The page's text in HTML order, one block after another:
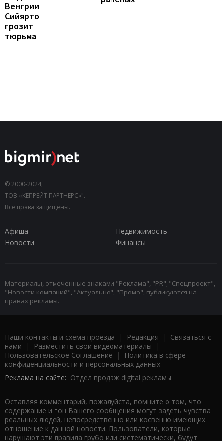
Венгрии
Сийярто
грозит
тюрьма
© 2000-2024,
ТОВ «КЕПРЕЙТ ПАРТНЕРС»".
Все права защищены.
Афиша
Недвижимость
Новости
Финансы
Материалы, отмеченные знаками "Реклама", "PR", "Спецпроект",
"Новости компаний", "Актуально", "Промо", публикуются на
правах рекламы.
Наши контакты и схема проезда | Редакция | Связаться с
нами | Разместить свои видеоматериалы |
Пользовательское Соглашение |
Политика в сфере
конфиденциальности и персональных данных
Реклама на сайте: Отдел продаж digital рекламы
Оставляя комментарий, пожалуйста, помните о том, что
содержание и тон Вашего сообщения могут задеть чувства
реальных людей, непосредственно или косвенно имеющих
отношение к данной новости. Пользователи, которые
нарушают эти правила грубо или систематически, будут